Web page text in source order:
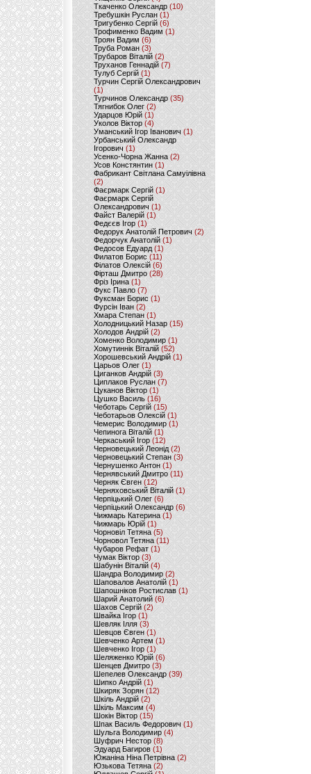
Ткаченко Олександр (10)
Требушкін Руслан (1)
Тригубенко Сергій(6)
Трофименко Вадим (1)
Троян Вадим (6)
Труба Роман(3)
Трубаров Віталій (2)
Труханов Геннадій (7)
Тулуб Сергій(1)
Турчин Сергій Олександрович
(1)
Турчинов Олександр(35)
Тягнибок Олег (2)
Ударцов Юрій (1)
Уколов Віктор(4)
Уманський Ігор Іванович(1)
Урбанський Олександр
Ігорович (1)
Усенко-Чорна Жанна (2)
Усов Констянтин(1)
Фабрикант Світлана Самуілівна
(2)
Фаєрмарк Сергій(1)
Фаєрмарк Сергій
Олександрович (1)
Файст Валерій(1)
Федєєв Ігор (1)
Федорук Анатолій Петрович (2)
Федорчук Анатолій (1)
Федосов Едуард (1)
Филатов Борис (11)
Філатов Олексій (6)
Фірташ Дмитро (28)
Фріз Ірина (1)
Фукс Павло (7)
Фуксман Борис (1)
Фурсін Іван (2)
Хмара Степан(1)
Холодницький Назар(15)
Холодов Андрій (2)
Хоменко Володимир (1)
Хомутиннік Віталій (52)
Хорошевський Андрій (1)
Царьов Олег (1)
Циганков Андрій (3)
Циплаков Руслан(7)
Цуканов Віктор (1)
Цушко Василь (16)
Чеботарь Сергій (15)
Чеботарьов Олексій (1)
Чемерис Володимир (1)
Чепинога Віталій (1)
Черкаський Ігор (12)
Черновецький Леонід(2)
Черновецький Степан (3)
Чернушенко Антон (1)
Чернявський Дмитро(11)
Черняк Євген(12)
Черняховський Віталій (1)
Черпіцький Олег (6)
Черпіцький Олександр (6)
Чижмарь Катерина (1)
Чижмарь Юрій (1)
Чорновіл Тетяна (5)
Чорновол Тетяна (11)
Чубаров Рефат (1)
Чумак Віктор(3)
Шабунін Віталій (4)
Шандра Володимир (2)
Шаповалов Анатолій(1)
Шапошніков Ростислав(1)
Шарий Анатолий(6)
Шахов Сергій(2)
Швайка Ігор (1)
Шевляк Ілля (3)
Шевцов Євген (1)
Шевченко Артем(1)
Шевченко Ігор(1)
Шеляженко Юрій (6)
Шенцев Дмитро (3)
Шепелев Олександр (39)
Шипко Андрій(1)
Шкиряк Зорян(12)
Шкіль Андрій(2)
Шкіль Максим (4)
Шокін Віктор (15)
Шпак Василь Федорович (1)
Шульга Володимир (4)
Шуфрич Нестор(8)
Эдуард Багиров (1)
Южаніна Ніна Петрівна (2)
Юзькова Тетяна(2)